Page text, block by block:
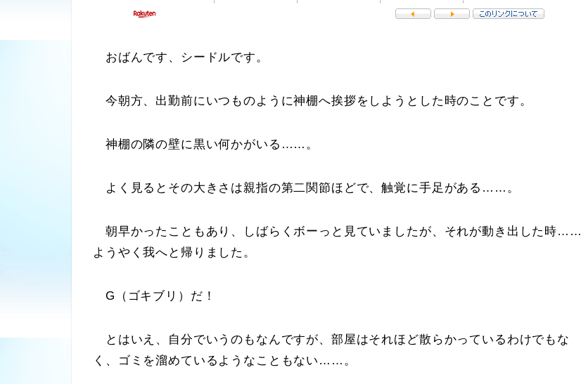
おばんです、シードルです。
今朝方、出勤前にいつものように神棚へ挨拶をしようとした時のことです。
神棚の隣の壁に黒い何かがいる……。
よく見るとその大きさは親指の第二関節ほどで、触覚に手足がある……。
朝早かったこともあり、しばらくボーっと見ていましたが、それが動き出した時……
ようやく我へと帰りました。
G（ゴキブリ）だ！
とはいえ、自分でいうのもなんですが、部屋はそれほど散らかっているわけでもな
く、ゴミを溜めているようなこともない……。